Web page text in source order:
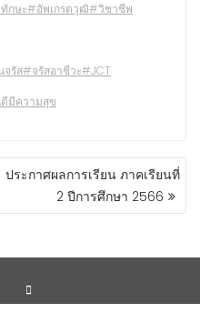
กษะ#อัพเกรดวุฒิ#วิชาชีพ
จรัส#จรัสอาชีวะ#JCT
มีความสุข
ประกาศผลการเรียน ภาคเรียนที่
2 ปีการศึกษา 2566